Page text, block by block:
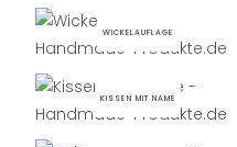
WICKELAUFLAGE
KISSEN MIT NAME